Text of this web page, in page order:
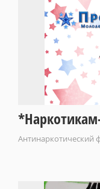
Антинаркотический